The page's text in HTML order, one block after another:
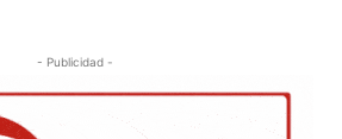
- Publicidad -